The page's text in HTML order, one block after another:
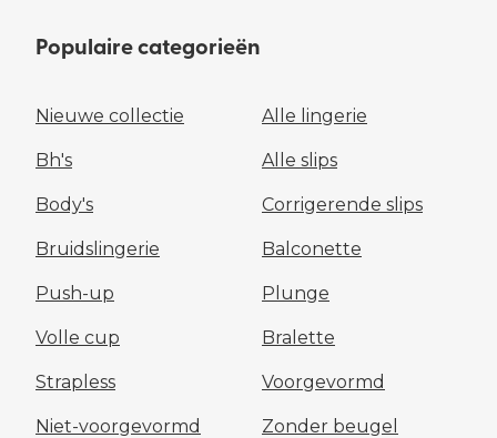
Populaire categorieën
Nieuwe collectie Alle lingerie
Bh's Alle slips
Body's Corrigerende slips
Bruidslingerie Balconette
Push-up Plunge
Volle cup Bralette
Strapless Voorgevormd
Niet-voorgevormd Zonder beugel